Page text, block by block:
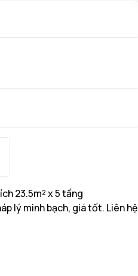
23.5m² x 5 tầng
lý minh bạch, giá tốt. Liên hệ